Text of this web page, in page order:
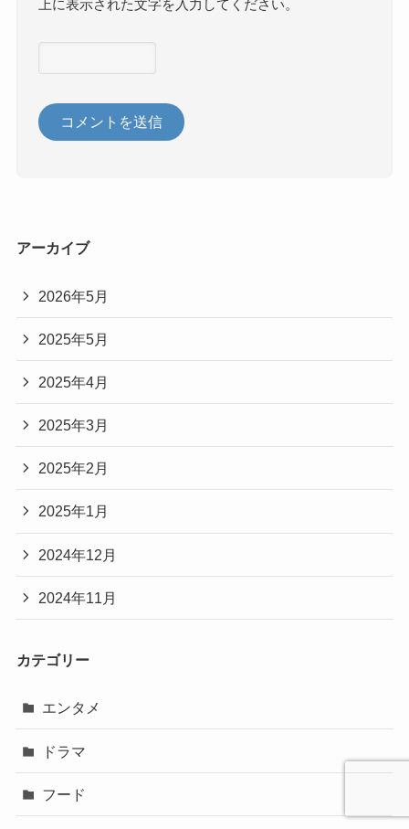
上に表示された文字を入力してください。
アーカイブ
2026年5月
2025年5月
2025年4月
2025年3月
2025年2月
2025年1月
2024年12月
2024年11月
カテゴリー
エンタメ
ドラマ
フード